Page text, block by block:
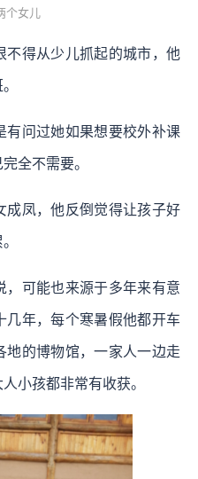
个女儿
不得从少儿抓起的城市，他
有问过她如果想要校外补课
全不需要。
成凤，他反倒觉得让孩子好
，可能也来源于多年来有意
几年，每个寒暑假他都开车
地的博物馆，一家人一边走
小孩都非常有收获。